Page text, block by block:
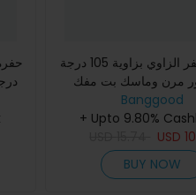
محول الحفر الزاوي بزاوية 105 درجة
مرن وماسك بت مفك
البراغي
Banggood
+ Upto 9.80%
USD
BUY NOW